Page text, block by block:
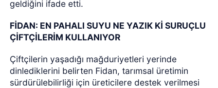
geldiğini ifade etti.
FİDAN: EN PAHALI SUYU NE YAZIK Kİ SURUÇLU
ÇİFTÇİLERİM KULLANIYOR
Çiftçilerin yaşadığı mağduriyetleri yerinde
dinlediklerini belirten Fidan, tarımsal üretimin
sürdürülebilirliği için üreticilere destek verilmesi